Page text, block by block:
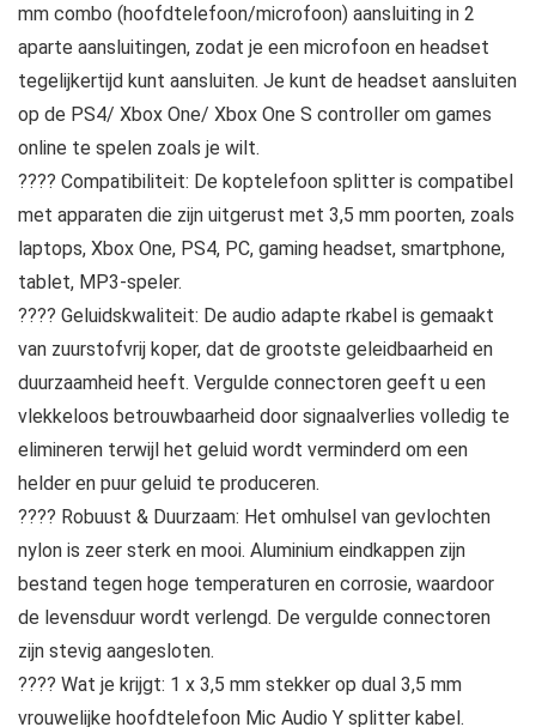
mm combo (hoofdtelefoon/microfoon) aansluiting in 2
aparte aansluitingen, zodat je een microfoon en headset
tegelijkertijd kunt aansluiten. Je kunt de headset aansluiten
op de PS4/ Xbox One/ Xbox One S controller om games
online te spelen zoals je wilt.
???? Compatibiliteit: De koptelefoon splitter is compatibel
met apparaten die zijn uitgerust met 3,5 mm poorten, zoals
laptops, Xbox One, PS4, PC, gaming headset, smartphone,
tablet, MP3-speler.
???? Geluidskwaliteit: De audio adapte rkabel is gemaakt
van zuurstofvrij koper, dat de grootste geleidbaarheid en
duurzaamheid heeft. Vergulde connectoren geeft u een
vlekkeloos betrouwbaarheid door signaalverlies volledig te
elimineren terwijl het geluid wordt verminderd om een
helder en puur geluid te produceren.
???? Robuust & Duurzaam: Het omhulsel van gevlochten
nylon is zeer sterk en mooi. Aluminium eindkappen zijn
bestand tegen hoge temperaturen en corrosie, waardoor
de levensduur wordt verlengd. De vergulde connectoren
zijn stevig aangesloten.
???? Wat je krijgt: 1 x 3,5 mm stekker op dual 3,5 mm
vrouwelijke hoofdtelefoon Mic Audio Y splitter kabel.